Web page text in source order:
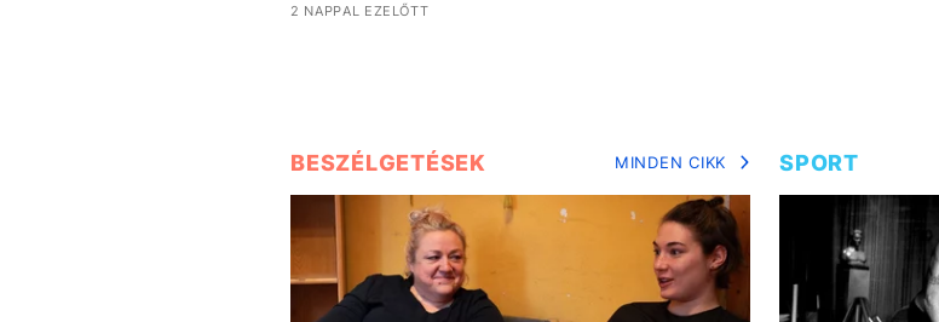
2 NAPPAL EZELŐTT
BESZÉLGETÉSEK MINDEN CIKK SPORT